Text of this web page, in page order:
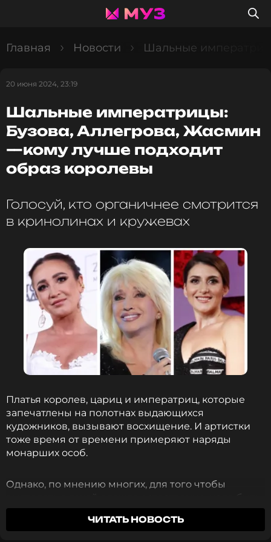
Главная Новости Шальные
20 июня 2024, 23:19
Шальные императрицы:
Бузова, Аллегрова, Жасмин
—кому лучше подходит
образ королевы
Голосуй, кто органичнее смотрится
в кринолинах и кружевах
Платья королев, цариц и императриц, которые
запечатлены на полотнах выдающихся
кудожников, вызывают восхищение. И артистки
тоже время от времени примеряют наряды
монарших особ.
Однако, по мнению многих, для того чтобы
выглядеть в такой одежде естественно, надо быть
настоящей аристократкой, что дано не всем. Мы
собрали три самых запоминающихся образа
ЧИТАТЬ НОВОСТЬ